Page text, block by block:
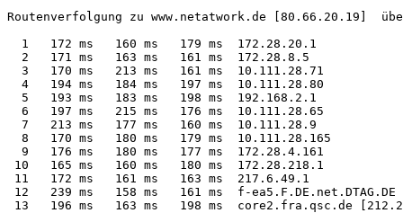
Routenverfolgung zu www.netatwork.de [80.66.20.19]
  1   172 ms   160 ms   179 ms  172.28.20.1
  2   171 ms   163 ms   161 ms  172.28.8.5
  3   170 ms   213 ms   161 ms  10.111.28.71
  4   194 ms   184 ms   197 ms  10.111.28.80
  5   193 ms   183 ms   198 ms  192.168.2.1
  6   197 ms   215 ms   176 ms  10.111.28.65
  7   213 ms   177 ms   160 ms  10.111.28.9
  8   170 ms   180 ms   179 ms  10.111.28.165
  9   176 ms   180 ms   177 ms  172.28.4.161
10   165 ms   160 ms   180 ms  172.28.218.1
11   172 ms   161 ms   163 ms  217.6.49.1
12   239 ms   158 ms   161 ms  f-
13   196 ms   163 ms   198 ms  core2.fra.qsc.de